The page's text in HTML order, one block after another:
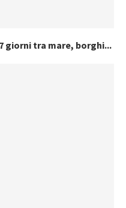
giorni tra mare, borghi...